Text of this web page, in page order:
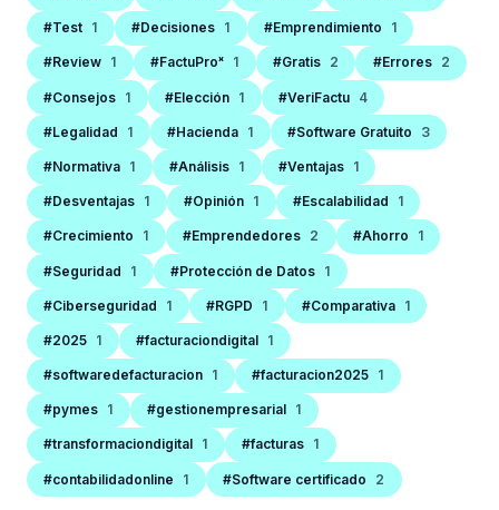
#Test 1 #Decisiones 1 #Emprendimiento 1
#Review 1 #FactuProˣ 1 #Gratis 2 #Errores 2
#Consejos 1 #Elección 1 #VeriFactu 4
#Legalidad 1 #Hacienda 1 #Software Gratuito 3
#Normativa 1 #Análisis 1 #Ventajas 1
#Desventajas 1 #Opinión 1 #Escalabilidad 1
#Crecimiento 1 #Emprendedores 2 #Ahorro 1
#Seguridad 1 #Protección de Datos 1
#Ciberseguridad 1 #RGPD 1 #Comparativa 1
#2025 1 #facturaciondigital 1
#softwaredefacturacion 1 #facturacion2025 1
#pymes 1 #gestionempresarial 1
#transformaciondigital 1 #facturas 1
#contabilidadonline 1 #Software certificado 2
SOFTWARE DE FACTURACIÓN
Las 10 señales de
que tu negocio
necesita cambiar